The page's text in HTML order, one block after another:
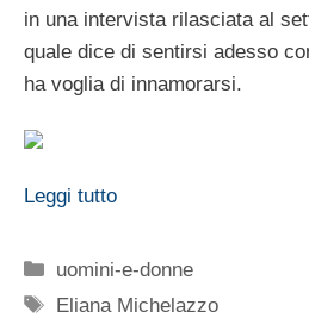
in una intervista rilasciata al
quale dice di sentirsi adesso
ha voglia di innamorarsi.
Leggi tutto
Categorie
uomini-e-donne
Tag
Eliana Michelazzo